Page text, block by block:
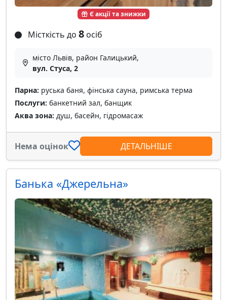
Є акції та знижки
Місткість до 8 осіб
місто Львів, район Галицький,
вул. Стуса, 2
Парна: руська баня, фінська сауна, римська терма
Послуги: банкетний зал, банщик
Аква зона: душ, басейн, гідромасаж
Нема оцінок ДЕТАЛЬНІШЕ
Банька «Джерельна»